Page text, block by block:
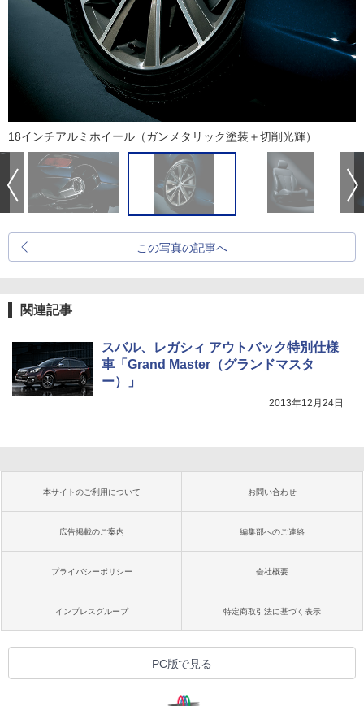
18インチアルミホイール（ガンメタリック塗装＋切削光輝）
この写真の記事へ
関連記事
スバル、レガシィ アウトバック特別仕様
車「Grand Master（グランドマスタ
ー）」
2013年12月24日
本サイトのご利用について お問い合わせ
広告掲載のご案内 編集部へのご連絡
プライバシーポリシー 会社概要
インプレスグループ 特定商取引法に基づく表示
PC版で見る